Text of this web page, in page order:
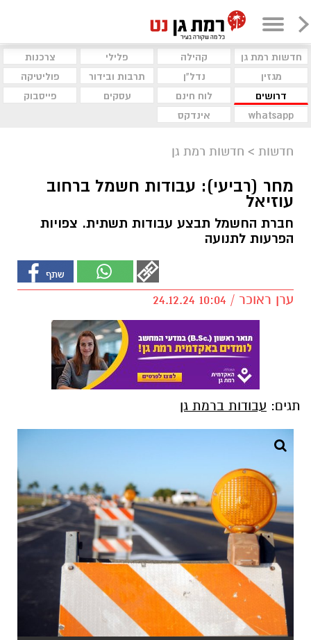
חדשות רמת גן קהילה פלילי
צרכנות
מגזין
נדל"ן תרבות ובידור
פוליטיקה
דרושים
לוח חינם עסקים
פייסבוק
whatsapp
אינדקס
חדשות > חדשות רמת גן
מחר (רביעי): עבודות חשמל ברחוב
עוזיאל
חברת החשמל תבצע עבודות תשתית. צפויות
הפרעות לתנועה
ערן ראוכר / 10:04 24.12.24
תגים: עבודות ברמת גן